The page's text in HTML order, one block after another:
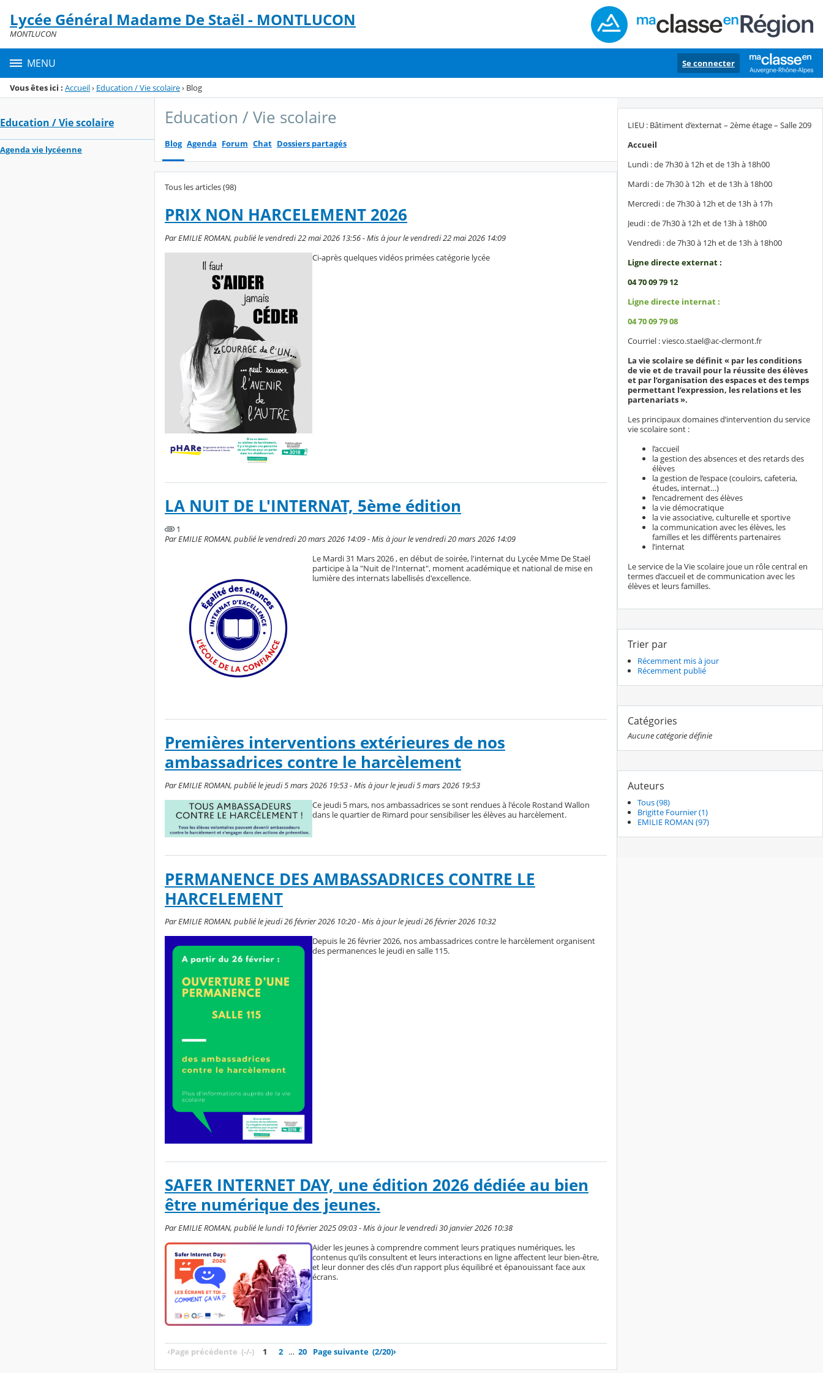
Menu de la rubrique
Contenu
Lycée Général Madame De Staël - MONTLUCON
MONTLUCON
MENU Se connecter
Vous êtes ici : Accueil› Education / Vie scolaire› Blog
Education / Vie scolaire
Agenda vie lycéenne
Education / Vie scolaire
Blog Agenda Forum Chat Dossiers partagés
Tous les articles (98)
PRIX NON HARCELEMENT 2026
Par EMILIE ROMAN, publié le vendredi 22 mai 2026 13:56 - Mis à jour le vendredi 22 mai 2026 14:09
Ci-après quelques vidéos primées catégorie lycée
LA NUIT DE L'INTERNAT, 5ème édition
1
Par EMILIE ROMAN, publié le vendredi 20 mars 2026 14:09 - Mis à jour le vendredi 20 mars 2026 14:09
Le Mardi 31 Mars 2026 , en début de soirée, l'internat du Lycée Mme De Staël
participe à la "Nuit de l'Internat", moment académique et national de mise en
lumière des internats labellisés d'excellence.
Premières interventions extérieures de nos
ambassadrices contre le harcèlement
Par EMILIE ROMAN, publié le jeudi 5 mars 2026 19:53 - Mis à jour le jeudi 5 mars 2026 19:53
Ce jeudi 5 mars, nos ambassadrices se sont rendues à l'école Rostand Wallon
dans le quartier de Rimard pour sensibiliser les élèves au harcèlement.
PERMANENCE DES AMBASSADRICES CONTRE LE
HARCELEMENT
Par EMILIE ROMAN, publié le jeudi 26 février 2026 10:20 - Mis à jour le jeudi 26 février 2026 10:32
Depuis le 26 février 2026, nos ambassadrices contre le harcèlement organisent
des permanences le jeudi en salle 115.
SAFER INTERNET DAY, une édition 2026 dédiée au bien
être numérique des jeunes.
Par EMILIE ROMAN, publié le lundi 10 février 2025 09:03 - Mis à jour le vendredi 30 janvier 2026 10:38
Aider les jeunes à comprendre comment leurs pratiques numériques, les
contenus qu’ils consultent et leurs interactions en ligne affectent leur bien-être,
et leur donner des clés d’un rapport plus équilibré et épanouissant face aux
écrans.
‹Page précédente (-/-) 1 2 … 20 Page suivante (2/20)›
LIEU : Bâtiment d’externat – 2ème étage – Salle 209
Accueil
Lundi : de 7h30 à 12h et de 13h à 18h00
Mardi : de 7h30 à 12h et de 13h à 18h00
Mercredi : de 7h30 à 12h et de 13h à 17h
Jeudi : de 7h30 à 12h et de 13h à 18h00
Vendredi : de 7h30 à 12h et de 13h à 18h00
Ligne directe externat :
04 70 09 79 12
Ligne directe internat :
04 70 09 79 08
Courriel : viesco.stael@ac-clermont.fr
La vie scolaire se définit « par les conditions
de vie et de travail pour la réussite des élèves
et par l’organisation des espaces et des temps
permettant l’expression, les relations et les
partenariats ».
Les principaux domaines d’intervention du service
vie scolaire sont :
l’accueil
la gestion des absences et des retards des
élèves
la gestion de l’espace (couloirs, cafeteria,
études, internat…)
l’encadrement des élèves
la vie démocratique
la vie associative, culturelle et sportive
la communication avec les élèves, les
familles et les différents partenaires
l’internat
Le service de la Vie scolaire joue un rôle central en
termes d’accueil et de communication avec les
élèves et leurs familles.
Trier par
Récemment mis à jour
Récemment publié
Catégories
Aucune catégorie définie
Auteurs
Tous (98)
Brigitte Fournier (1)
EMILIE ROMAN (97)